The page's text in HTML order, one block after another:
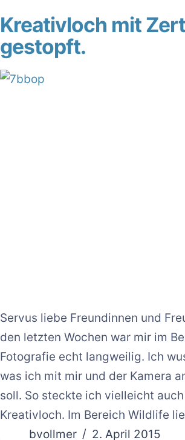
Kreativloch mit
gestopft.
Servus liebe Freundinnen und
den letzten Wochen war mir im
Fotografie echt langweilig. Ich
was ich mit mir und der Kamera
soll. So steckte ich vielleicht
Kreativloch. Im Bereich Wildlife
bvollmer
2. April 2015